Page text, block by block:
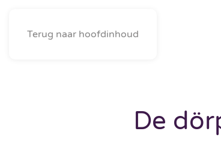
Terug naar hoofdinhoud
De